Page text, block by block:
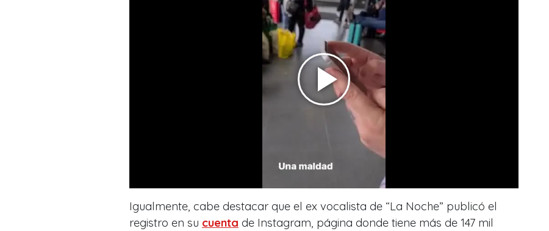
Igualmente, cabe destacar que el ex vocalista de “La Noche” publicó el
registro en su cuenta de Instagram, página donde tiene más de 147 mil